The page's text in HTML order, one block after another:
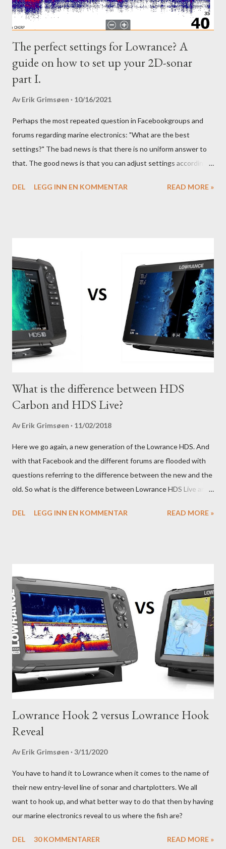
The perfect settings for Lowrance? A
guide on how to set up your 2D-sonar
part I.
Av Erik Grimsøen 10/16/2021
Perhaps the most repeated question in Facebookgroups and
forums regarding marine electronics: "What are the best
settings?" The bad news is that there is no uniform answer to
that. The good news is that you can adjust settings according
you should tweak and why. Here is part 1 of our guide to get the
DEL LEGG INN EN KOMMENTAR READ MORE »
What is the difference between HDS
Carbon and HDS Live?
Av Erik Grimsøen 11/02/2018
Here we go again, a new generation of the Lowrance HDS. And
with that Facebook and the different forums are flooded with
questions referring to the difference between the new and the
old. So what is the difference between Lowrance HDS Live and
DEL
LEGG INN EN KOMMENTAR READ MORE »
Lowrance Hook 2 versus Lowrance Hook
Reveal
Av Erik Grimsøen 3/11/2020
You have to hand it to Lowrance when it comes to the name of
their new entry-level line of sonar and chartplotters. We all
want to hook up, and what better way to do that then by having
our marine electronics reveal to us where the fish are?
DEL 30 KOMMENTARER READ MORE »